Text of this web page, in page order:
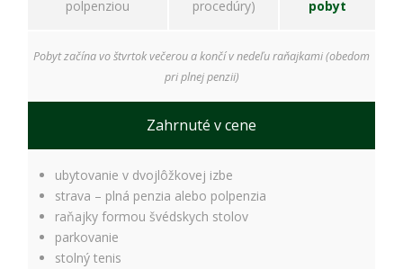
polpenziou procedúry) pobyt
Pobyt začína vo štvrtok večerou a končí v nedeľu raňajkami (obedom
pri plnej penzii)
Zahrnuté v cene
ubytovanie v dvojlôžkovej izbe
strava – plná penzia alebo polpenzia
raňajky formou švédskych stolov
parkovanie
stolný tenis
reklamných
cookies môžu byť
nastavené aj
partnermi, ako je
Google. Účel:
zobrazovanie
základ: súhlas
návštevníka